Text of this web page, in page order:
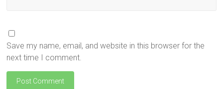
Save my name, email, and website in this browser for the
next time I comment.